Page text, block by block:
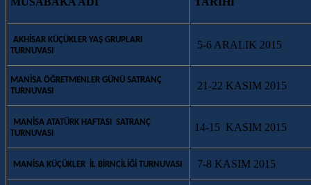
AKHİSAR KÜÇÜKLER YAŞ GRUPLARI
TURNUVASI
5-6 ARALIK 2015
MANİSA ÖĞRETMENLER GÜNÜ SATRANÇ
TURNUVASI
21-22 KASIM 2015
MANİSA ATATÜRK HAFTASI SATRANÇ
TURNUVASI
14-15 KASIM 2015
MANİSA KÜÇÜKLER İL BİRNCİLİĞİ TURNUVASI 7-8 KASIM 2015